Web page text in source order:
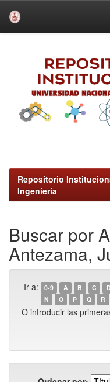
Repositorio
Ingeniería
Buscar por
Antezama,
Ir a: 0-9 A B C D
N
O P Q R
O introducir las